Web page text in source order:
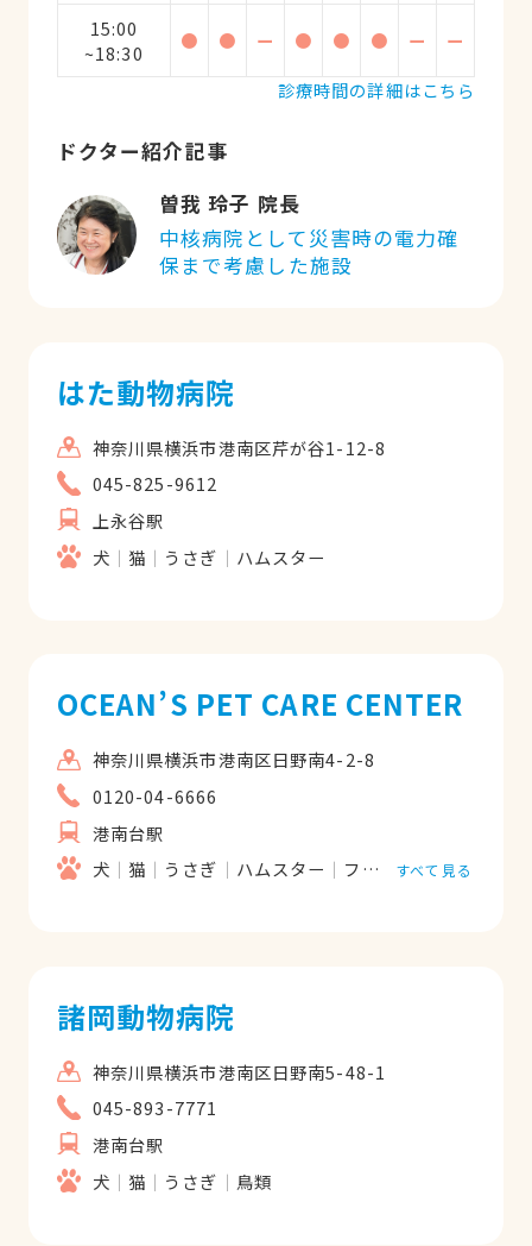
15:00
~18:30
● ● ー ● ● ● ー
ー
診療時間の詳細はこちら
ドクター紹介記事
曽我 玲子 院長
中核病院として災害時の電力確
保まで考慮した施設
はた動物病院
神奈川県横浜市港南区芹が谷1-12-8
045-825-9612
上永谷駅
犬
猫 うさぎ ハムスター
OCEAN’S PET CARE CENTER
神奈川県横浜市港南区日野南4-2-8
0120-04-6666
港南台駅
犬
猫 うさぎ ハムスター フェレット ハ虫類
すべて見る
諸岡動物病院
神奈川県横浜市港南区日野南5-48-1
045-893-7771
港南台駅
犬
猫 うさぎ 鳥類